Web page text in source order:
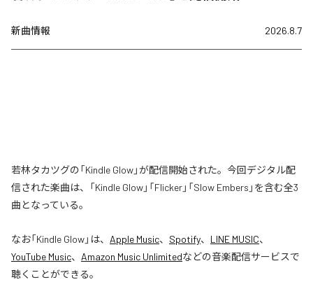
新曲情報 2026.8.7
若林タカツグの「Kindle Glow」が配信開始された。今回デジタル配
信された楽曲は、「Kindle Glow」「Flicker」「Slow Embers」を含む全3
曲となっている。
なお「Kindle Glow」は、 Apple Music、 Spotify、 LINE MUSIC、
YouTube Music、 Amazon Music Unlimitedなどの音楽配信サービスで
聴くことができる。